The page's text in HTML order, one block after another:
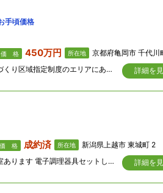
手頃価格
価 格 450万円 所在地
京都府亀岡市 千代川町千原
市街化調整区域にありますが、亀岡市の既存集落まちづくり区域指定制度のエリアにありますので、基本的に建替え再建築は可能です。駐車スペースの奥行きが、タイヤ止めブロックまで約３.５ｍですので排気量が1000ｃｃクラス程度の車輌しか駐車できませんことを、あらかじめご承知おきください。
詳細を
価 格 成約済 所在地
新潟県上越市 東城町 2
大幅にリホ-ムしました 防音ピアノルーム ペット専用室あります 電子調理器具セットしました オール電化 都市ガス併用
詳細を